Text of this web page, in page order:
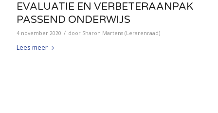
EVALUATIE EN VERBETERAANPAK
PASSEND ONDERWIJS
4 november 2020 / door Sharon Martens (Lerarenraad)
Lees meer